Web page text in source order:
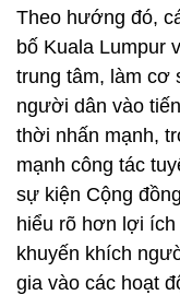
Theo hướng đó,
bố Kuala Lumpur
trung tâm, làm cơ
người dân vào
thời nhấn mạnh,
mạnh công tác
sự kiện Cộng
hiểu rõ hơn lợi ích
khuyến khích
gia vào các hoạt